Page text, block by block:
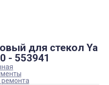
для стекол Ya
- 553941
ремонта